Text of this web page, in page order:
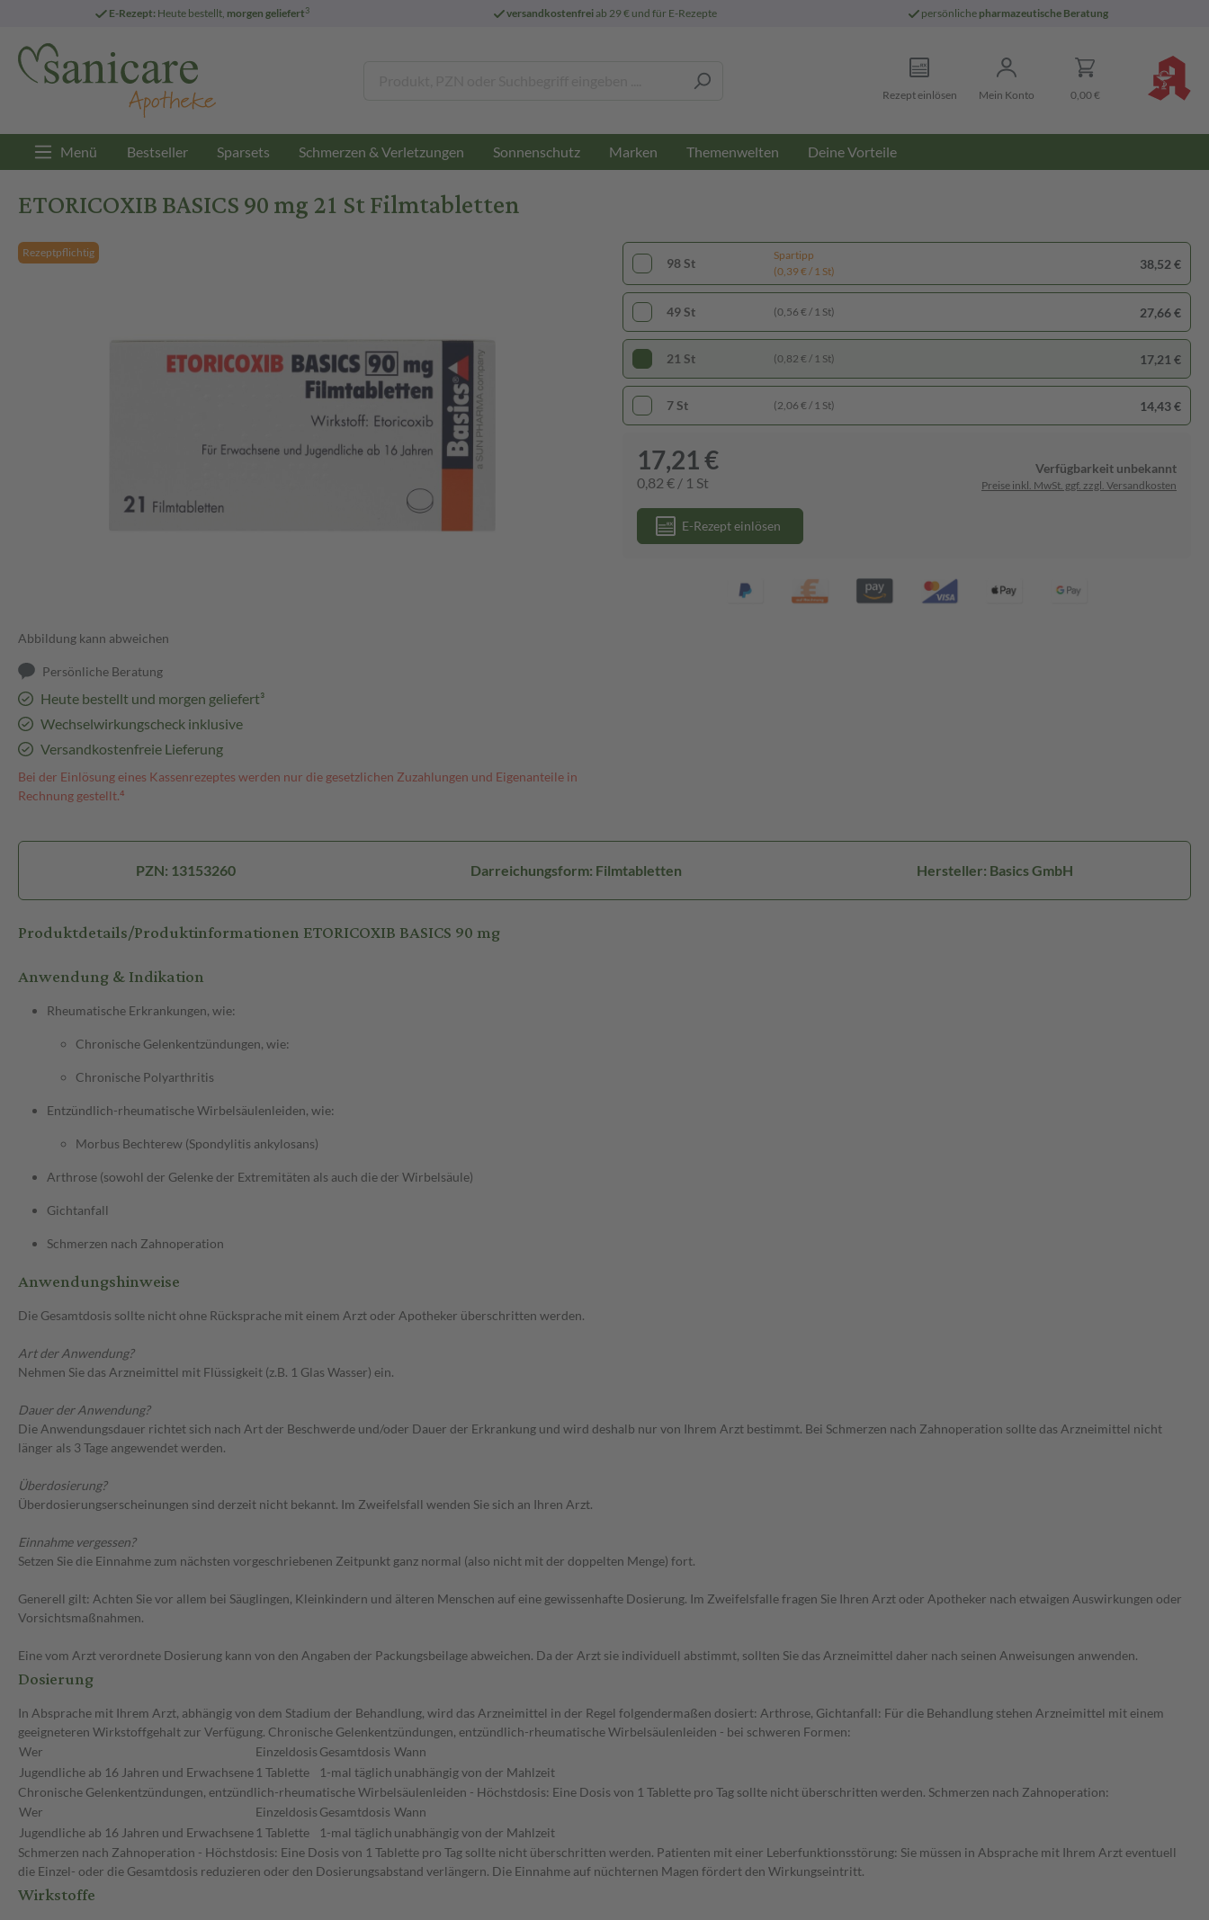
E-Rezept: Heute bestellt, morgen geliefert3 versandkostenfreiab 29 € und für E-Rezepte persönliche pharmazeutische Beratung
Rezept einlösen Mein Konto 0,00 €
Menü Bestseller Sparsets Schmerzen & Verletzungen Sonnenschutz Marken Themenwelten Deine Vorteile
ETORICOXIB BASICS 90 mg 21 St Filmtabletten
Rezeptpflichtig
Abbildung kann abweichen
Persönliche Beratung
Heute bestellt und morgen geliefert³
Wechselwirkungscheck inklusive
Versandkostenfreie Lieferung
Bei der Einlösung eines Kassenrezeptes werden nur die gesetzlichen Zuzahlungen und Eigenanteile in
Rechnung gestellt.⁴
98 St
Spartipp
(0,39 € / 1 St)
38,52 €
49 St (0,56 € / 1 St) 27,66 €
21 St (0,82 € / 1 St) 17,21 €
7 St (2,06 € / 1 St) 14,43 €
17,21 €
0,82 € / 1 St
Verfügbarkeit unbekannt
Preise inkl. MwSt. ggf. zzgl. Versandkosten
E-Rezept einlösen
PZN: 13153260 Darreichungsform: Filmtabletten Hersteller: Basics GmbH
Produktdetails/Produktinformationen ETORICOXIB BASICS 90 mg
Anwendung & Indikation
Rheumatische Erkrankungen, wie:
Chronische Gelenkentzündungen, wie:
Chronische Polyarthritis
Entzündlich-rheumatische Wirbelsäulenleiden, wie:
Morbus Bechterew (Spondylitis ankylosans)
Arthrose (sowohl der Gelenke der Extremitäten als auch die der Wirbelsäule)
Gichtanfall
Schmerzen nach Zahnoperation
Anwendungshinweise
Die Gesamtdosis sollte nicht ohne Rücksprache mit einem Arzt oder Apotheker überschritten werden.
Art der Anwendung?
Nehmen Sie das Arzneimittel mit Flüssigkeit (z.B. 1 Glas Wasser) ein.
Dauer der Anwendung?
Die Anwendungsdauer richtet sich nach Art der Beschwerde und/oder Dauer der Erkrankung und wird deshalb nur von Ihrem Arzt bestimmt. Bei Schmerzen nach Zahnoperation sollte das Arzneimittel nicht
länger als 3 Tage angewendet werden.
Überdosierung?
Überdosierungserscheinungen sind derzeit nicht bekannt. Im Zweifelsfall wenden Sie sich an Ihren Arzt.
Einnahme vergessen?
Setzen Sie die Einnahme zum nächsten vorgeschriebenen Zeitpunkt ganz normal (also nicht mit der doppelten Menge) fort.
Generell gilt: Achten Sie vor allem bei Säuglingen, Kleinkindern und älteren Menschen auf eine gewissenhafte Dosierung. Im Zweifelsfalle fragen Sie Ihren Arzt oder Apotheker nach etwaigen Auswirkungen oder
Vorsichtsmaßnahmen.
Eine vom Arzt verordnete Dosierung kann von den Angaben der Packungsbeilage abweichen. Da der Arzt sie individuell abstimmt, sollten Sie das Arzneimittel daher nach seinen Anweisungen anwenden.
Dosierung
In Absprache mit Ihrem Arzt, abhängig von dem Stadium der Behandlung, wird das Arzneimittel in der Regel folgendermaßen dosiert: Arthrose, Gichtanfall: Für die Behandlung stehen Arzneimittel mit einem
geeigneteren Wirkstoffgehalt zur Verfügung. Chronische Gelenkentzündungen, entzündlich-rheumatische Wirbelsäulenleiden - bei schweren Formen:
Wer
Einzeldosis Gesamtdosis Wann
Jugendliche ab 16 Jahren und Erwachsene 1 Tablette 1-mal täglich unabhängig von der Mahlzeit
Chronische Gelenkentzündungen, entzündlich-rheumatische Wirbelsäulenleiden - Höchstdosis: Eine Dosis von 1 Tablette pro Tag sollte nicht überschritten werden. Schmerzen nach Zahnoperation:
Wer
Einzeldosis Gesamtdosis Wann
Jugendliche ab 16 Jahren und Erwachsene 1 Tablette 1-mal täglich unabhängig von der Mahlzeit
Schmerzen nach Zahnoperation - Höchstdosis: Eine Dosis von 1 Tablette pro Tag sollte nicht überschritten werden. Patienten mit einer Leberfunktionsstörung: Sie müssen in Absprache mit Ihrem Arzt eventuell
die Einzel- oder die Gesamtdosis reduzieren oder den Dosierungsabstand verlängern. Die Einnahme auf nüchternen Magen fördert den Wirkungseintritt.
Wirkstoffe